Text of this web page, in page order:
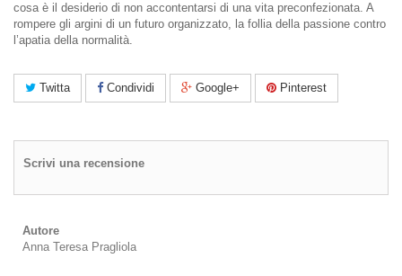
cosa è il desiderio di non accontentarsi di una vita preconfezionata. A
rompere gli argini di un futuro organizzato, la follia della passione contro
l’apatia della normalità.
Twitta Condividi Google+ Pinterest
Scrivi una recensione
Autore
Anna Teresa Pragliola